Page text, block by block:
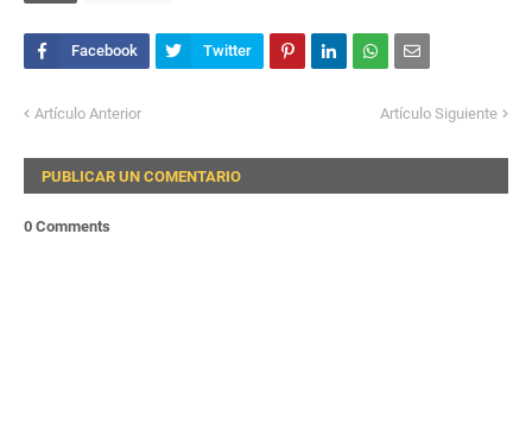
Artículo Anterior Artículo Siguiente
PUBLICAR UN COMENTARIO
0 Comments